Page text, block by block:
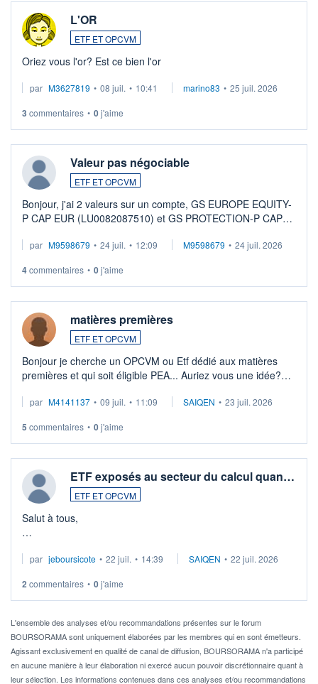
L'OR
ETF ET OPCVM
Oriez vous l'or? Est ce bien l'or
par M3627819 • 08 juil. • 10:41 marino83 • 25 juil. 2026
3 commentaires • 0j'aime
Valeur pas négociable
ETF ET OPCVM
Bonjour, j'ai 2 valeurs sur un compte, GS EUROPE EQUITY-
P CAP EUR (LU0082087510) et GS PROTECTION-P CAP
veux procéder à la vente, on me signale ...
par M9598679 • 24 juil. • 12:09 M9598679 • 24 juil. 2026
4commentaires • 0j'aime
matières premières
ETF ET OPCVM
Bonjour je cherche un OPCVM ou Etf dédié aux matières
premières et qui soit éligible PEA... Auriez vous une idée?
par M4141137 • 09 juil. • 11:09 SAIQEN • 23 juil. 2026
5 commentaires • 0j'aime
ETF exposés au secteur du calcul quan…
ETF ET OPCVM
Salut à tous,
via un ETF plutôt que des actions individuelles.
Idéalement, je voudrais qu'il soit éligible au PEA.
Pour l' ...
par jeboursicote • 22 juil. • 14:39 SAIQEN • 22 juil. 2026
2 commentaires • 0j'aime
L'ensemble des analyses et/ou recommandations présentes sur le forum
BOURSORAMA sont uniquement élaborées par les membres qui en sont émetteurs.
Agissant exclusivement en qualité de canal de diffusion, BOURSORAMA n'a participé
en aucune manière à leur élaboration ni exercé aucun pouvoir discrétionnaire quant à
leur sélection. Les informations contenues dans ces analyses et/ou recommandations